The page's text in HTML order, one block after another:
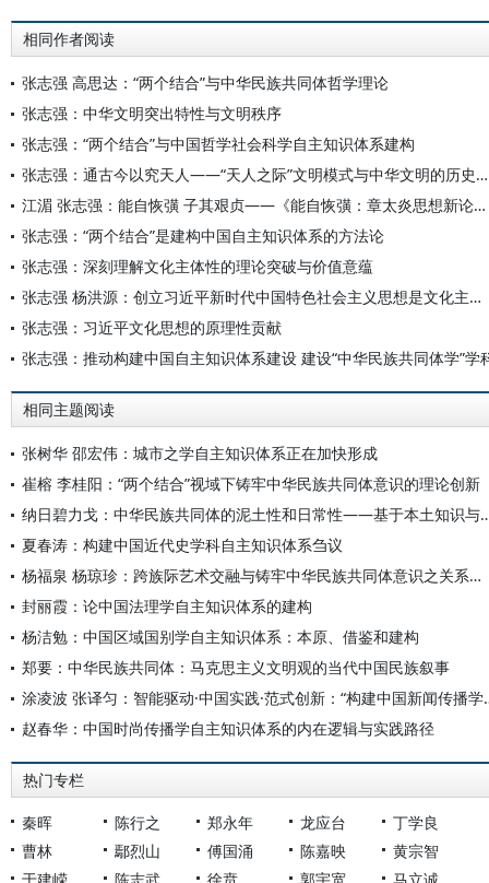
相同作者阅读
张志强 高思达：“两个结合”与中华民族共同体哲学理论
张志强：中华文明突出特性与文明秩序
张志强：“两个结合”与中国哲学社会科学自主知识体系建构
张志强：通古今以究天人——“天人之际”文明模式与中华文明的历史超越性
江湄 张志强：能自恢彉 子其艰贞——《能自恢彉：章太炎思想新论》绪论
张志强：“两个结合”是建构中国自主知识体系的方法论
张志强：深刻理解文化主体性的理论突破与价值意蕴
张志强 杨洪源：创立习近平新时代中国特色社会主义思想是文化主体性的最有力体现
张志强：习近平文化思想的原理性贡献
张志强：推动构建中国自主知识体系建设 建设“中华民族共同体学”学
相同主题阅读
张树华 邵宏伟：城市之学自主知识体系正在加快形成
崔榕 李桂阳：“两个结合”视域下铸牢中华民族共同体意识的理论创新
纳日碧力戈：中华民族共同体的
夏春涛：构建中国近代史学科自主知识体系刍议
杨福泉 杨琼珍：跨族际艺术交融与铸牢中华民族共同体意识之关系——以纳西族为例
封丽霞：论中国法理学自主知识体系的建构
杨洁勉：中国区域国别学自主知识体系：本原、借鉴和建构
郑要：中华民族共同体：马克思主义文明观的当代中国民族叙事
涂凌波 张译匀：智能驱
赵春华：中国时尚传播学自主知识体系的内在逻辑与实践路径
热门专栏
秦晖 陈行之 郑永年 龙应台
丁学良
曹林
鄢烈山 傅国涌 陈嘉映
黄宗智